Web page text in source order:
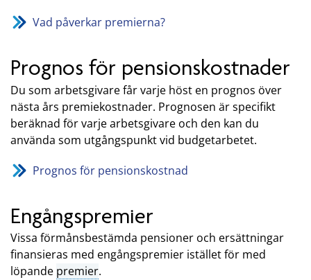
Vad påverkar premierna?
Prognos för pensionskostnader
Du som arbetsgivare får varje höst en prognos över
nästa års premiekostnader. Prognosen är specifikt
beräknad för varje arbetsgivare och den kan du
använda som utgångspunkt vid budgetarbetet.
Prognos för pensionskostnad
Engångspremier
Vissa förmånsbestämda pensioner och ersättningar
finansieras med engångspremier istället för med
löpande premier.